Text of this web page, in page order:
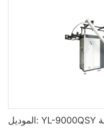
الموديل: YL-9000QSY ماكينة كي ملابس أوتوماتيكية